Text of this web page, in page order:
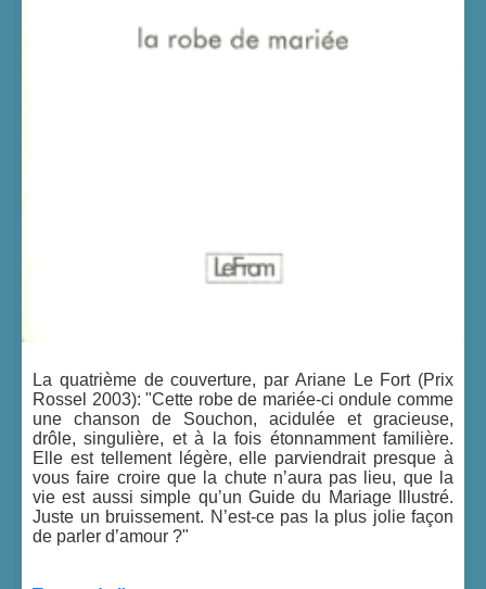
La quatrième de couverture, par Ariane Le Fort (Prix
Rossel 2003): "Cette robe de mariée-ci ondule comme
une chanson de Souchon, acidulée et gracieuse,
drôle, singulière, et à la fois étonnamment familière.
Elle est tellement légère, elle parviendrait presque à
vous faire croire que la chute n’aura pas lieu, que la
vie est aussi simple qu’un Guide du Mariage Illustré.
Juste un bruissement. N’est-ce pas la plus jolie façon
de parler d’amour ?"